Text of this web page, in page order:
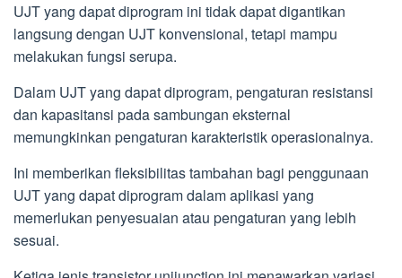
UJT yang dapat diprogram ini tidak dapat digantikan
langsung dengan UJT konvensional, tetapi mampu
melakukan fungsi serupa.
Dalam UJT yang dapat diprogram, pengaturan resistansi
dan kapasitansi pada sambungan eksternal
memungkinkan pengaturan karakteristik operasionalnya.
Ini memberikan fleksibilitas tambahan bagi penggunaan
UJT yang dapat diprogram dalam aplikasi yang
memerlukan penyesuaian atau pengaturan yang lebih
sesuai.